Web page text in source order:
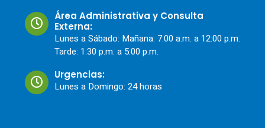
Área Administrativa y Consulta
Externa:
Lunes a Sábado: Mañana: 7:00 a.m. a 12:00 p.m.
Tarde: 1:30 p.m. a 5:00 p.m.
Urgencias:
Lunes a Domingo: 24 horas